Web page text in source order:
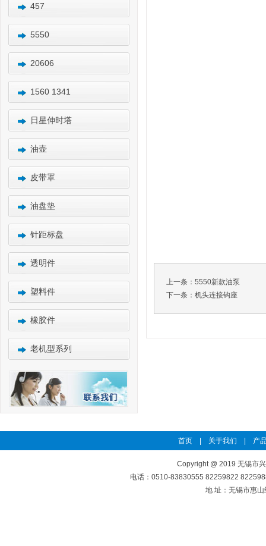
457
5550
20606
1560 1341
日星伸时塔
油壶
皮带罩
油盘垫
针距标盘
透明件
塑料件
橡胶件
老机型系列
上一条： 5550新款油泵
下一条： 机头连接钩座
首页 关于我们 产
Copyright @ 2019 无锡市
电话：0510-83830555 82259822
地 址：无锡市惠